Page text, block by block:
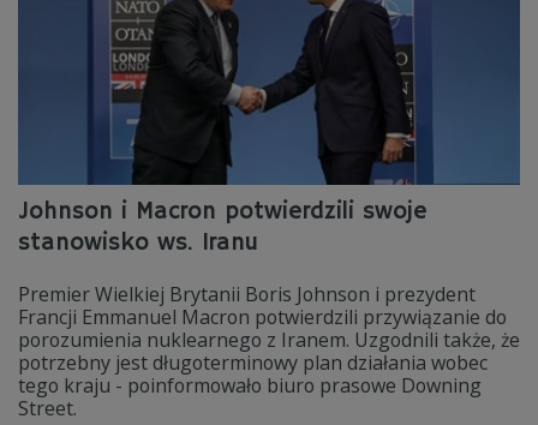
Johnson i Macron potwierdzili swoje
stanowisko ws. Iranu
Premier Wielkiej Brytanii Boris Johnson i prezydent
Francji Emmanuel Macron potwierdzili przywiązanie do
porozumienia nuklearnego z Iranem. Uzgodnili także, że
potrzebny jest długoterminowy plan działania wobec
tego kraju - poinformowało biuro prasowe Downing
Street.